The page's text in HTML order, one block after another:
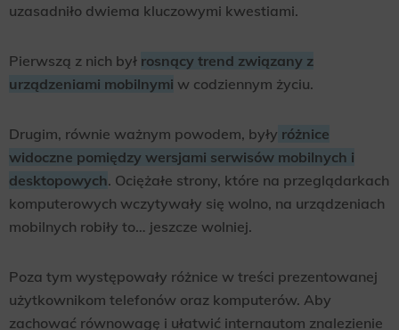
uzasadniło dwiema kluczowymi kwestiami.
Pierwszą z nich był rosnący trend związany z
urządzeniami mobilnymi w codziennym życiu.
Drugim, równie ważnym powodem, były różnice
widoczne pomiędzy wersjami serwisów mobilnych i
desktopowych. Ociężałe strony, które na przeglądarkach
komputerowych wczytywały się wolno, na urządzeniach
mobilnych robiły to… jeszcze wolniej.
Poza tym występowały różnice w treści prezentowanej
użytkownikom telefonów oraz komputerów. Aby
zachować równowagę i ułatwić internautom znalezienie